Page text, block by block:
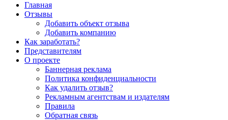
Главная
Отзывы
Добавить объект отзыва
Добавить компанию
Как заработать?
Представителям
О проекте
Баннерная реклама
Политика конфиденциальности
Как удалить отзыв?
Рекламным агентствам и издателям
Правила
Обратная связь